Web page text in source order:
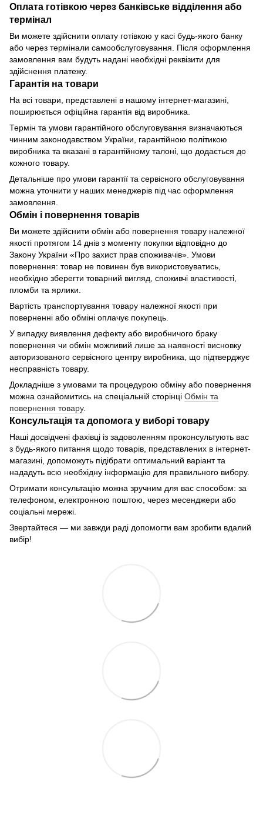
Оплата готівкою через банківське відділення або
термінал
Ви можете здійснити оплату готівкою у касі будь-якого банку
або через термінали самообслуговування. Після оформлення
замовлення вам будуть надані необхідні реквізити для
здійснення платежу.
Гарантія на товари
На всі товари, представлені в нашому інтернет-магазині,
поширюється офіційна гарантія від виробника.
Термін та умови гарантійного обслуговування визначаються
чинним законодавством України, гарантійною політикою
виробника та вказані в гарантійному талоні, що додається до
кожного товару.
Детальніше про умови гарантії та сервісного обслуговування
можна уточнити у наших менеджерів під час оформлення
замовлення.
Обмін і повернення товарів
Ви можете здійснити обмін або повернення товару належної
якості протягом 14 днів з моменту покупки відповідно до
Закону України «Про захист прав споживачів». Умови
повернення: товар не повинен був використовуватись,
необхідно зберегти товарний вигляд, споживчі властивості,
пломби та ярлики.
Вартість транспортування товару належної якості при
поверненні або обміні оплачує покупець.
У випадку виявлення дефекту або виробничого браку
повернення чи обмін можливий лише за наявності висновку
авторизованого сервісного центру виробника, що підтверджує
несправність товару.
Докладніше з умовами та процедурою обміну або повернення
можна ознайомитись на спеціальній сторінці Обмін та
повернення товару.
Консультація та допомога у виборі товару
Наші досвідчені фахівці із задоволенням проконсультують вас
з будь-якого питання щодо товарів, представлених в інтернет-
магазині, допоможуть підібрати оптимальний варіант та
нададуть всю необхідну інформацію для правильного вибору.
Отримати консультацію можна зручним для вас способом: за
телефоном, електронною поштою, через месенджери або
соціальні мережі.
Звертайтеся — ми завжди раді допомогти вам зробити вдалий
вибір!